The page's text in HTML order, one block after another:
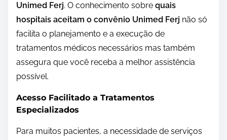
Unimed Ferj. O conhecimento sobre quais
hospitais aceitam o convênio Unimed Ferj não só
facilita o planejamento e a execução de
tratamentos médicos necessários mas também
assegura que você receba a melhor assistência
possível.
Acesso Facilitado a Tratamentos
Especializados
Para muitos pacientes, a necessidade de serviços